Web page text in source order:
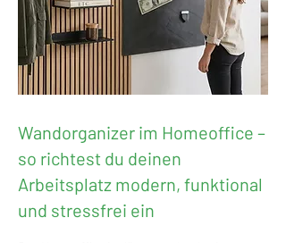
Wandorganizer im Homeoffice –
so richtest du deinen
Arbeitsplatz modern, funktional
und stressfrei ein